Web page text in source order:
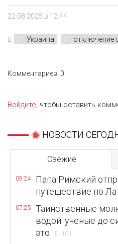
22.08.2025 в 12:44
Украина отключение
Комментариев: 0
Войдите, чтобы оставить
НОВОСТИ
Свежие
09:24
Папа Римский
путешествие по
07:25
Таинственные
водой: ученые до
это
101